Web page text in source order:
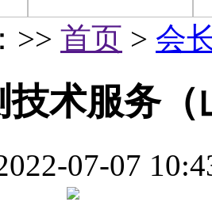
>> 首页 > 会
技术服务
07-07